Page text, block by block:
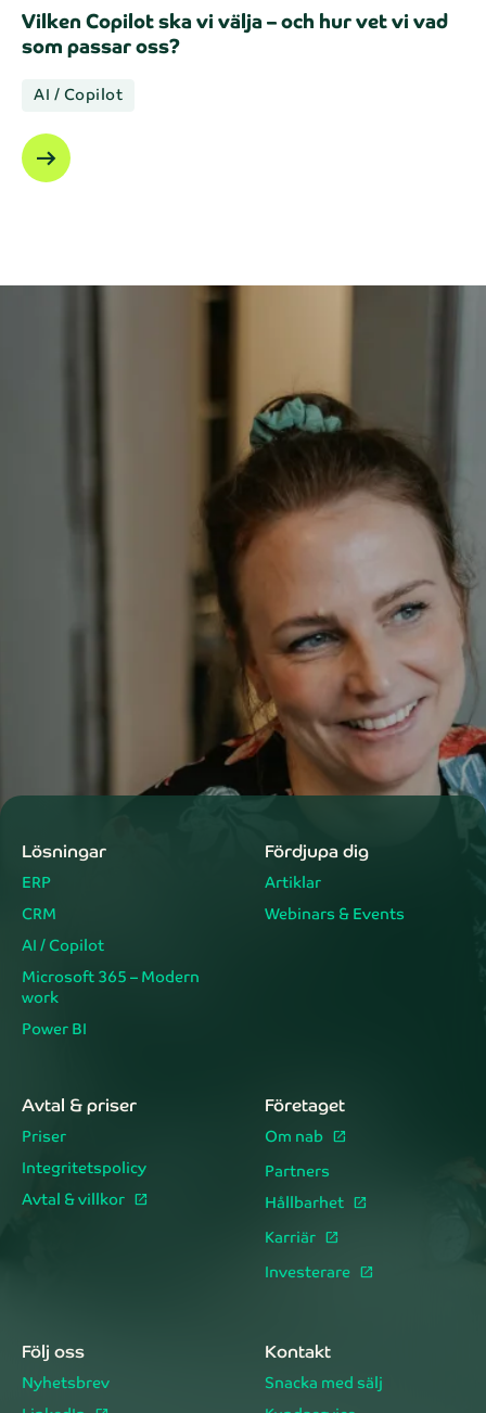
Vilken Copilot ska vi välja – och hur vet vi vad
som passar oss?
AI / Copilot
arrow_right_alt
Lösningar
ERP
CRM
AI / Copilot
Microsoft 365 – Modern
work
Power BI
Fördjupa dig
Artiklar
Webinars & Events
Avtal & priser
Priser
Integritetspolicy
Avtal & villkor
Företaget
Om nab
Partners
Hållbarhet
Karriär
Investerare
Följ oss
Nyhetsbrev
Kontakt
Snacka med sälj